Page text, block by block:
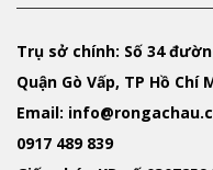
Trụ sở chính: Số 34
Quận Gò Vấp, TP Hồ Chí
Email:
0917 489 839